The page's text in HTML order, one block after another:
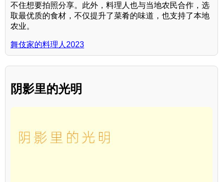
不住想要拍照分享。此外，料理人也与当地农民合作，选
取最优质的食材，不仅提升了菜肴的味道，也支持了本地
农业。
舞伎家的料理人2023
阴影里的光明